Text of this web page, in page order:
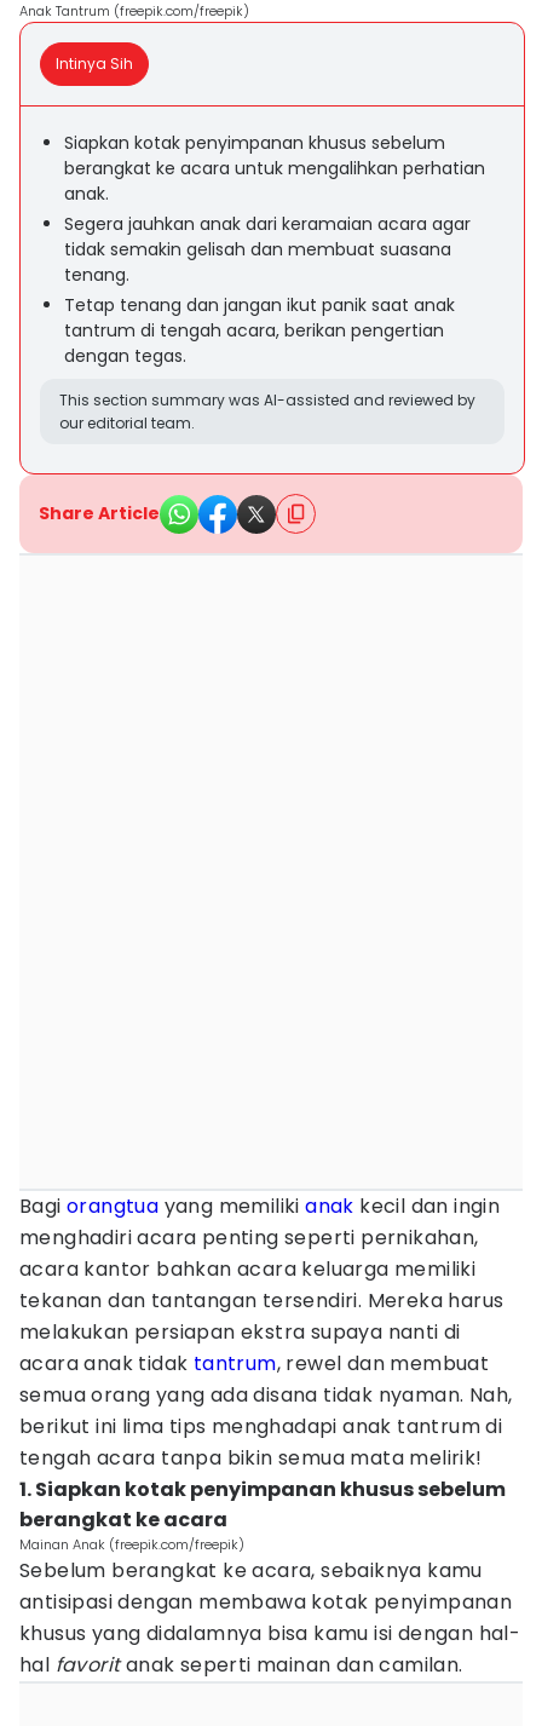
Anak Tantrum (freepik.com/freepik)
Intinya Sih
Siapkan kotak penyimpanan khusus sebelum
berangkat ke acara untuk mengalihkan perhatian
anak.
Segera jauhkan anak dari keramaian acara agar
tidak semakin gelisah dan membuat suasana
tenang.
Tetap tenang dan jangan ikut panik saat anak
tantrum di tengah acara, berikan pengertian
dengan tegas.
This section summary was AI-assisted and reviewed by
our editorial team.
Share Article
Bagi orangtua yang memilikianak kecil dan ingin
menghadiri acara penting seperti pernikahan,
acara kantor bahkan acara keluarga memiliki
tekanan dan tantangan tersendiri. Mereka harus
melakukan persiapan ekstra supaya nanti di
acara anak tidak tantrum, rewel dan membuat
semua orang yang ada disana tidak nyaman. Nah,
berikut ini lima tips menghadapi anak tantrum di
tengah acara tanpa bikin semua mata melirik!
1. Siapkan kotak penyimpanan khusus sebelum
berangkat ke acara
Mainan Anak (freepik.com/freepik)
Sebelum berangkat ke acara, sebaiknya kamu
antisipasi dengan membawa kotak penyimpanan
khusus yang didalamnya bisa kamu isi dengan hal-
hal favoritanak seperti mainan dan camilan.